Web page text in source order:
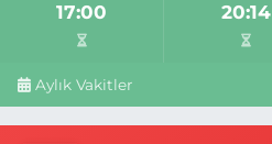
17:00 20:14
Aylık Vakitler